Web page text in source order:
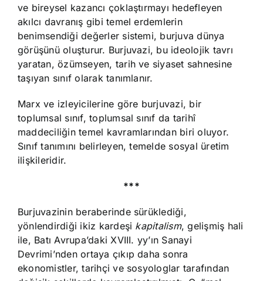
ve bireysel kazancı çoklaştırmayı hedefleyen
akılcı davranış gibi temel erdemlerin
benimsendiği değerler sistemi, burjuva dünya
görüşünü oluşturur. Burjuvazi, bu ideolojik tavrı
yaratan, özümseyen, tarih ve siyaset sahnesine
taşıyan sınıf olarak tanımlanır.
Marx ve izleyicilerine göre burjuvazi, bir
toplumsal sınıf, toplumsal sınıf da tarihî
maddeciliğin temel kavramlarından biri oluyor.
Sınıf tanımını belirleyen, temelde sosyal üretim
ilişkileridir.
***
Burjuvazinin beraberinde sürüklediği,
yönlendirdiği ikiz kardeşi kapitalism, gelişmiş hali
ile, Batı Avrupa’daki XVIII. yy’ın Sanayi
Devrimi’nden ortaya çıkıp daha sonra
ekonomistler, tarihçi ve sosyologlar tarafından